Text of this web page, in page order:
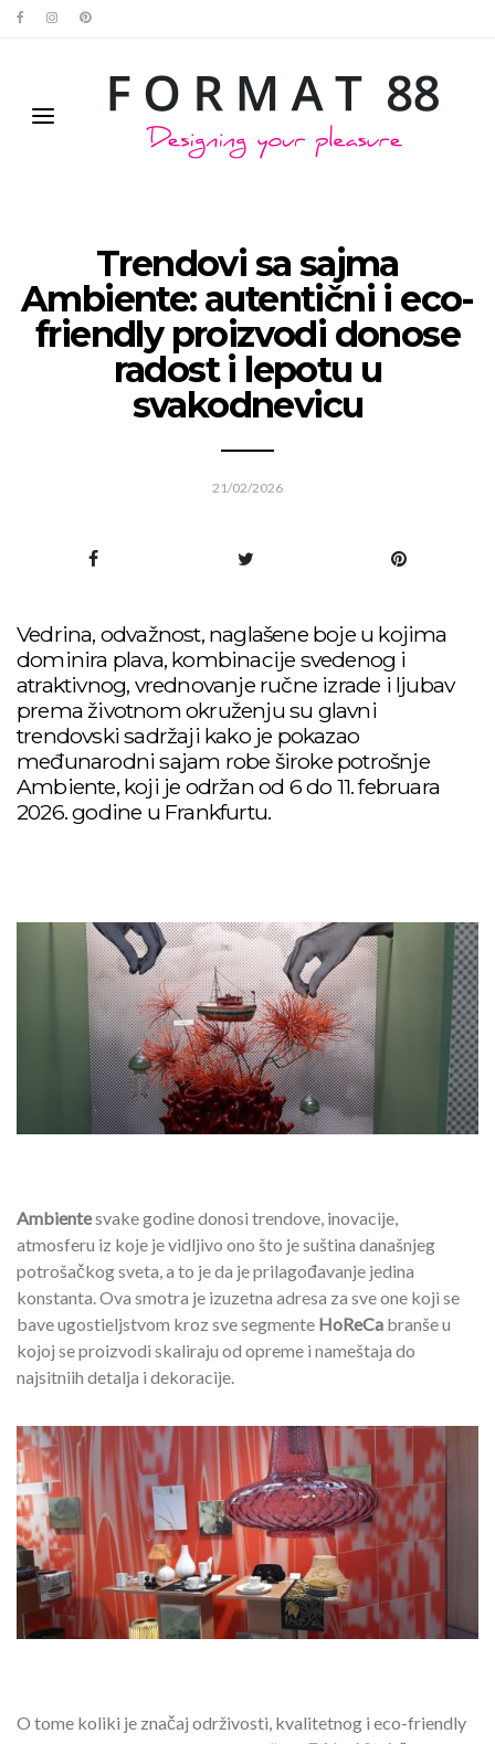
Trendovi sa sajma
Ambiente: autentični i eco-
friendly proizvodi donose
radost i lepotu u
svakodnevicu
21/02/2026
Vedrina, odvažnost, naglašene boje u kojima
dominira plava, kombinacije svedenog i
atraktivnog, vrednovanje ručne izrade i ljubav
prema životnom okruženju su glavni
trendovski sadržaji kako je pokazao
međunarodni sajam robe široke potrošnje
Ambiente, koji je održan od 6 do 11. februara
2026. godine u Frankfurtu.
Ambientesvake godine donosi trendove, inovacije,
atmosferu iz koje je vidljivo ono što je suština današnjeg
potrošačkog sveta, a to je da je prilagođavanje jedina
konstanta. Ova smotra je izuzetna adresa za sve one koji se
bave ugostieljstvom kroz sve segmente HoReCa branše u
kojoj se proizvodi skaliraju od opreme i nameštaja do
najsitniih detalja i dekoracije.
O tome koliki je značaj održivosti, kvalitetnog i eco-friendly